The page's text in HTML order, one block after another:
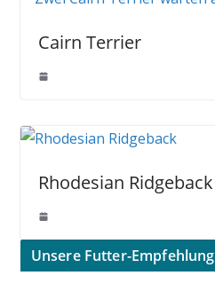
Cairn Terrier
Rhodesian Ridgeback
Unsere Futter-Empfehlung